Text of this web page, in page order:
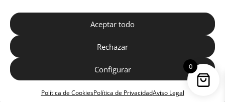
Aceptar todo
Rechazar
Configurar
Política de CookiesPolítica de PrivacidadAviso Legal
0